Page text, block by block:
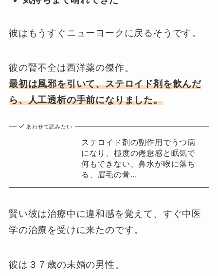
彼はもうすぐニューヨークに戻るそうです。
彼の腎不全は西洋薬の傑作。
最初は風邪を引いて、ステロイド剤を飲んだ
ら、人工透析の手前になりました。
あわせて読みたい
ステロイド剤の副作用でうつ病
になり、極度の倦怠感と眠気で
何もできない、鼻水が喉に落ち
る、眉毛の骨...
賢い彼は治療中に違和感を覚えて、すぐ中医
学の治療を受けに来たのです。
彼は３７歳の未婚の男性。